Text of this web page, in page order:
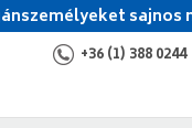
+36 (1) 388 0244